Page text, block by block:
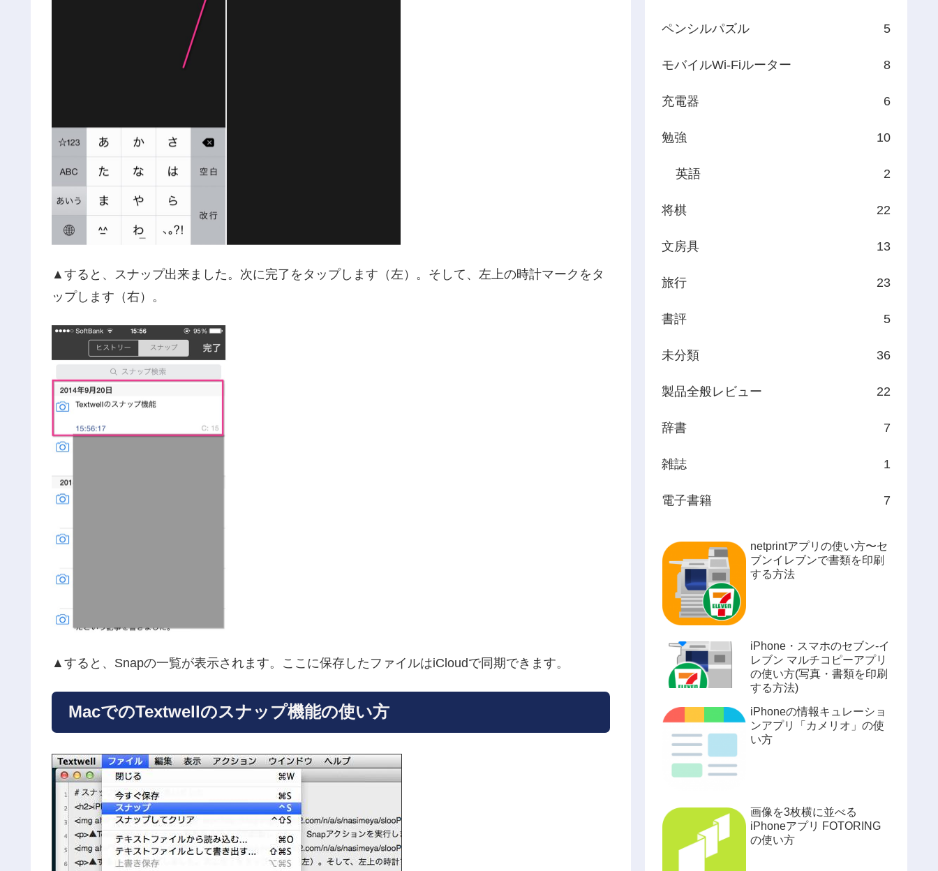
▲すると、スナップ出来ました。次に完了をタップします（左）。そして、左上の時計マークをタ
ップします（右）。
▲すると、Snapの一覧が表示されます。ここに保存したファイルはiCloudで同期できます。
MacでのTextwellのスナップ機能の使い方
ペンシルパズル 5
モバイルWi-Fiルーター 8
充電器 6
勉強 10
英語 2
将棋 22
文房具 13
旅行 23
書評 5
未分類 36
製品全般レビュー 22
辞書 7
雑誌 1
電子書籍 7
netprintアプリの使い方〜セ
ブンイレブンで書類を印刷
する方法
iPhone・スマホのセブン-イ
レブン マルチコピーアプリ
の使い方(写真・書類を印刷
する方法)
iPhoneの情報キュレーショ
ンアプリ「カメリオ」の使
い方
画像を3枚横に並べる
iPhoneアプリ FOTORING
の使い方